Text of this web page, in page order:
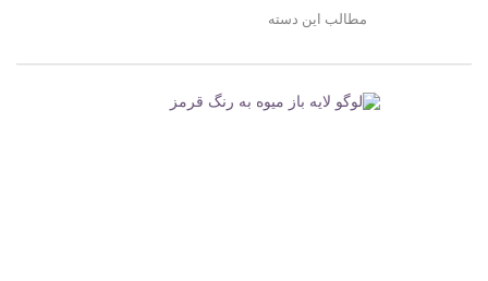
مطالب این دسته